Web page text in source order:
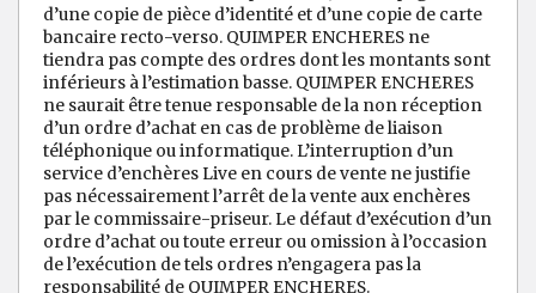
d’une copie de pièce d’identité et d’une copie de carte
bancaire recto-verso. QUIMPER ENCHERES ne
tiendra pas compte des ordres dont les montants sont
inférieurs à l’estimation basse. QUIMPER ENCHERES
ne saurait être tenue responsable de la non réception
d’un ordre d’achat en cas de problème de liaison
téléphonique ou informatique. L’interruption d’un
service d’enchères Live en cours de vente ne justifie
pas nécessairement l’arrêt de la vente aux enchères
par le commissaire-priseur. Le défaut d’exécution d’un
ordre d’achat ou toute erreur ou omission à l’occasion
de l’exécution de tels ordres n’engagera pas la
responsabilité de QUIMPER ENCHERES.